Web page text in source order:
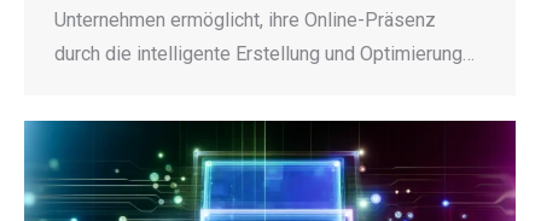
Unternehmen ermöglicht, ihre Online-Präsenz
durch die intelligente Erstellung und Optimierung…